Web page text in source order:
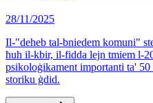
28/11/2025
Il-"deheb tal-bniedem komuni"
ħuh il-kbir, il-fidda lejn tmiem l-
psikoloġikament importanti ta'
storiku ġdid.